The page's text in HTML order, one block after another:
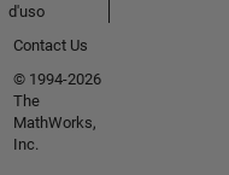
d'uso
Contact Us
© 1994-2026
The
MathWorks,
Inc.